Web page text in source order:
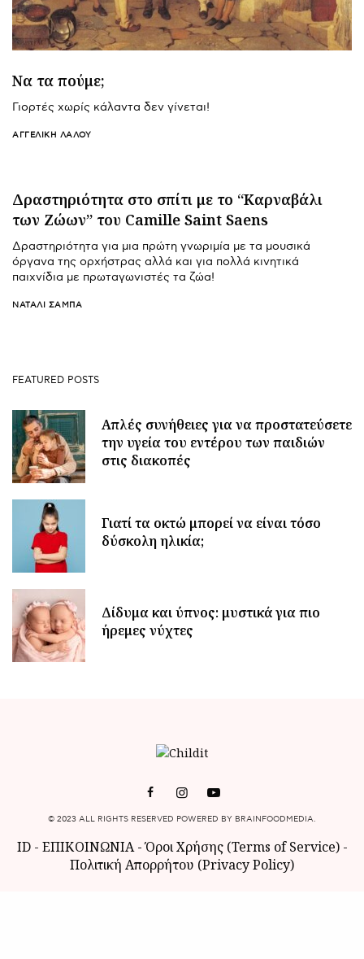
Να τα πούμε;
Γιορτές χωρίς κάλαντα δεν γίνεται!
ΑΓΓΕΛΙΚΉ ΛΆΛΟΥ
Δραστηριότητα στο σπίτι με το “Καρναβάλι
των Ζώων” του Camille Saint Saens
Δραστηριότητα για μια πρώτη γνωριμία με τα μουσικά
όργανα της ορχήστρας αλλά και για πολλά κινητικά
παιχνίδια με πρωταγωνιστές τα ζώα!
ΝΑΤΑΛΊ ΣΑΜΠΆ
FEATURED POSTS
Απλές συνήθειες για να προστατεύσετε
την υγεία του εντέρου των παιδιών
στις διακοπές
Γιατί τα οκτώ μπορεί να είναι τόσο
δύσκολη ηλικία;
Δίδυμα και ύπνος: μυστικά για πιο
ήρεμες νύχτες
© 2023 ALL RIGHTS RESERVED POWERED BY BRAINFOODMEDIA.
ID- ΕΠΙΚΟΙΝΩΝΙΑ-Όροι Χρήσης (Terms of Service)-
Πολιτική Απορρήτου (Privacy Policy)